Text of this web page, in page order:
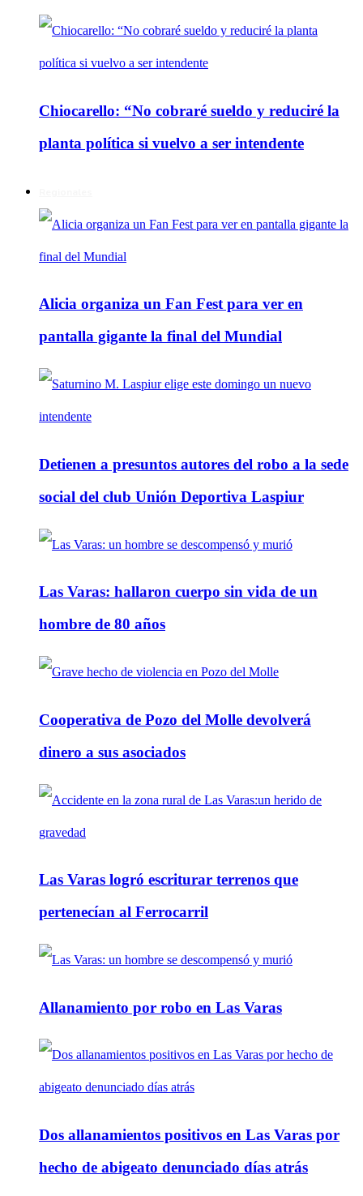
Chiocarello: “No cobraré sueldo y reduciré la
planta política si vuelvo a ser intendente
Alicia organiza un Fan Fest para ver en
pantalla gigante la final del Mundial
Detienen a presuntos autores del robo a la sede
social del club Unión Deportiva Laspiur
Las Varas: hallaron cuerpo sin vida de un
hombre de 80 años
Cooperativa de Pozo del Molle devolverá
dinero a sus asociados
Las Varas logró escriturar terrenos que
pertenecían al Ferrocarril
Allanamiento por robo en Las Varas
Dos allanamientos positivos en Las Varas por
hecho de abigeato denunciado días atrás